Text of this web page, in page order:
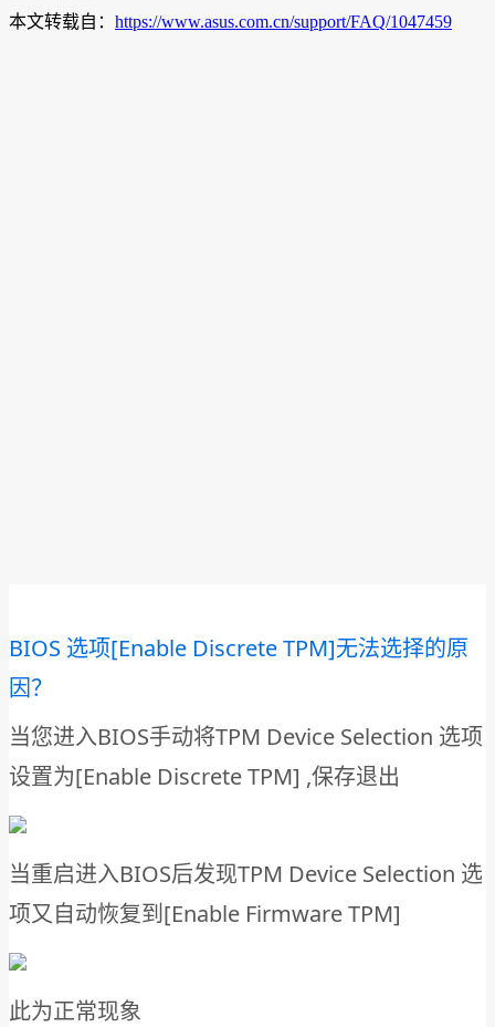
本文转载自： https://www.asus.com.cn/support/FAQ/1047459
BIOS 选项[Enable Discrete TPM]无法选择的原
因？
当您进入BIOS手动将TPM Device Selection 选项
设置为[Enable Discrete TPM] ,保存退出
当重启进入BIOS后发现TPM Device Selection 选
项又自动恢复到[Enable Firmware TPM]
此为正常现象